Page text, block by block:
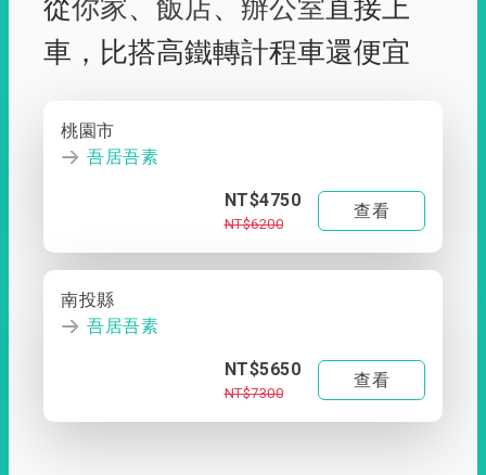
從你家、 飯店、 辦公室直接上
車， 比搭高鐵轉計程車還便宜
桃園市
吾居吾素
NT$4750
NT$6200
查看
南投縣
吾居吾素
NT$5650
NT$7300
查看